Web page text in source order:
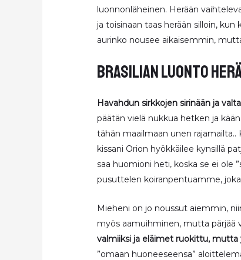
luonnonläheinen. Herään
ja toisinaan taas herään silloin, kun
aurinko nousee aikaisemmin,
brasilian luonto
Havahdun sirkkojen sirinään ja
päätän vielä nukkua hetken ja
tähän maailmaan unen
kissani Orion hyökkäilee kynsillä
saa huomioni heti, koska se ei ole
pusuttelen koiranpentuamme,
Mieheni on jo noussut aiemmin,
myös aamuihminen, mutta pärjää
valmiiksi ja eläimet ruokittu, mutta
”omaan huoneeseensa”